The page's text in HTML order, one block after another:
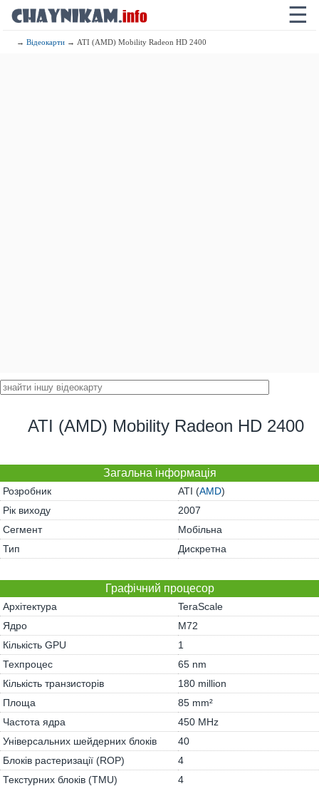
☰
→Відеокарти → ATI (AMD) Mobility Radeon HD 2400
ATI (AMD) Mobility Radeon HD 2400
Загальна інформація
Розробник ATI (AMD)
Рік виходу
2007
Сегмент
Мобільна
Тип
Дискретна
Графічний процесор
Архітектура
TeraScale
Ядро
M72
Кількість GPU
1
Техпроцес
65 nm
Кількість транзисторів
180 million
Площа
85 mm²
Частота ядра
450 MHz
Універсальних шейдерних блоків
40
Блоків растеризації (ROP)
4
Текстурних блоків (TMU)
4